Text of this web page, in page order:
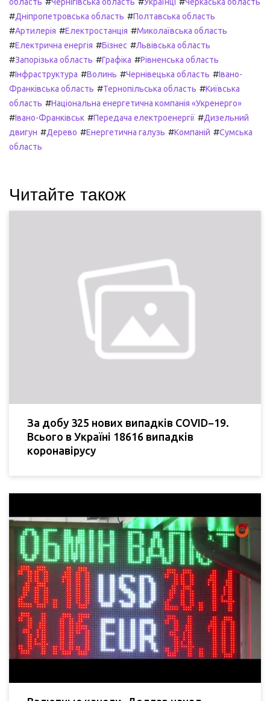
#Дніпропетровська область #Полтавська область
#Артилерія #Електростанція #Миколаївська область
#Електрична енергія #Бізнес #Львівська область
#Запорізька область #Графіка #Рівненська область
#Інфраструктура #Волинь #Чернівецька область #Івано-
Франківська область #Тернопільська область #Київська
область #Національна енергетична компанія «Укренерго»
#Івано-Франківськ #Передача електроенергії #Дизельний
двигун #Дерево #Енергетична галузь #Компаній #Сумська
область
Читайте також
За добу 325 нових випадків COVID−19.
Всього в Україні 18616 випадків
коронавірусу